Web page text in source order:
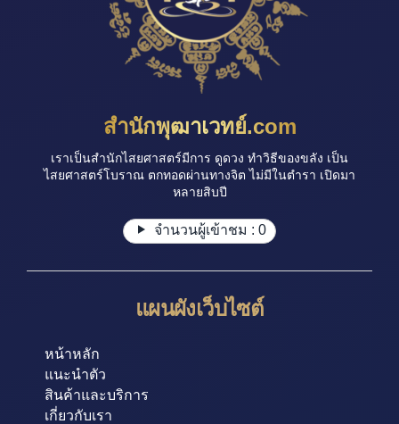
สำนักพุฒาเวทย์.com
เราเป็นสำนักไสยศาสตร์มีการ ดูดวง ทำวิธีของขลัง เป็น
ไสยศาสตร์โบราณ ตกทอดผ่านทางจิต ไม่มีในตำรา เปิดมา
หลายสิบปี
จำนวนผู้เข้าชม : 0
แผนผังเว็บไซต์
หน้าหลัก
แนะนำตัว
สินค้าและบริการ
เกี่ยวกับเรา